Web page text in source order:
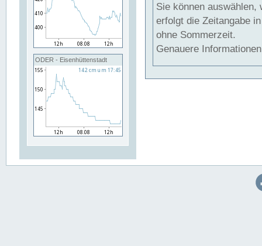
ODER - Eisenhüttenstadt
Sie können auswählen,
erfolgt die Zeitangabe
ohne Sommerzeit.
Genauere